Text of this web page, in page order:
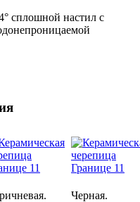
сплошной настил с
Черная.